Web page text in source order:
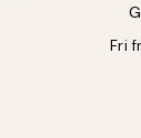
Fri